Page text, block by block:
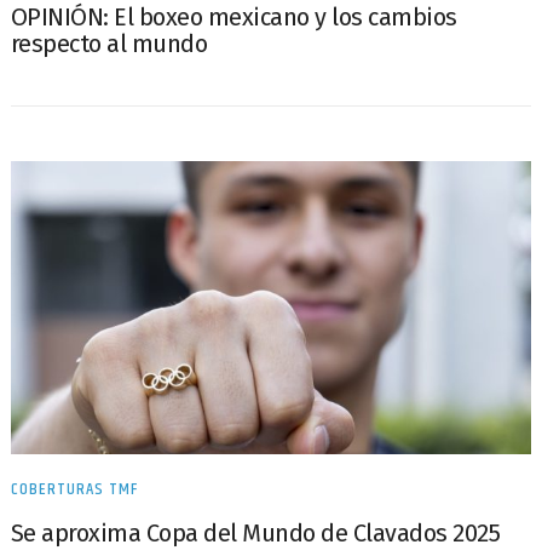
OPINIÓN: El boxeo mexicano y los cambios
respecto al mundo
COBERTURAS TMF
Se aproxima Copa del Mundo de Clavados 2025